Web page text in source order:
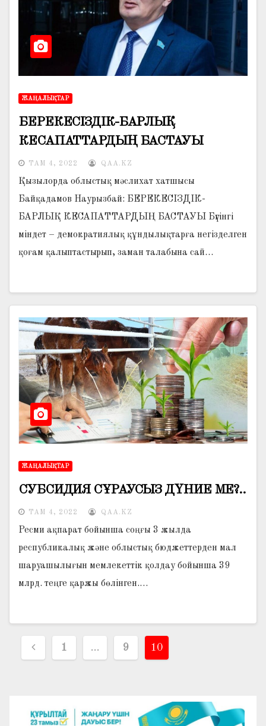
ЖАҢАЛЫҚТАР
БЕРЕКЕСІЗДІК-БАРЛЫҚ
КЕСАПАТТАРДЫҢ БАСТАУЫ
ТАМ 4, 2022 QAA.KZ
Қызылорда облыстық мәслихат хатшысы
Байқадамов Наурызбай: БЕРЕКЕСІЗДІК-
БАРЛЫҚ КЕСАПАТТАРДЫҢ БАСТАУЫ Бүгінгі
міндет – демократиялық құндылықтарға негізделген
қоғам қалыптастырып, заман талабына сай…
ЖАҢАЛЫҚТАР
СУБСИДИЯ СҰРАУСЫЗ ДҮНИЕ МЕ?..
ТАМ 4, 2022 QAA.KZ
Ресми ақпарат бойынша соңғы 3 жылда
республикалық және облыстық бюджеттерден мал
шаруашылығын мемлекеттік қолдау бойынша 39
млрд. теңге қаржы бөлінген.…
Жазбалар
1 … 9 10